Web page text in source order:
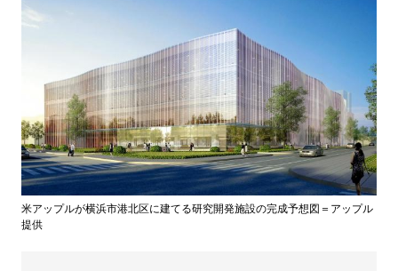
米アップルが横浜市港北区に建てる研究開発施設の完成予想図＝アップル
提供